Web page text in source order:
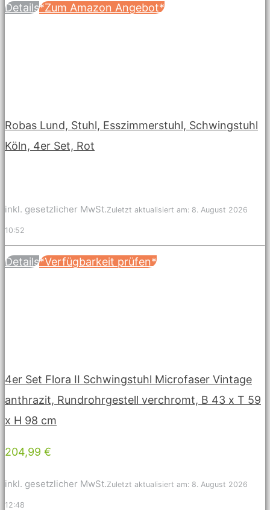
Details*Zum Amazon Angebot*
Robas Lund, Stuhl, Esszimmerstuhl, Schwingstuhl
Köln, 4er Set, Rot
inkl. gesetzlicher MwSt.Zuletzt aktualisiert am: 8. August 2026
10:52
Details*Verfügbarkeit prüfen*
4er Set Flora II Schwingstuhl Microfaser Vintage
anthrazit, Rundrohrgestell verchromt, B 43 x T 59
x H 98 cm
204,99 €
inkl. gesetzlicher MwSt.Zuletzt aktualisiert am: 8. August 2026
12:48